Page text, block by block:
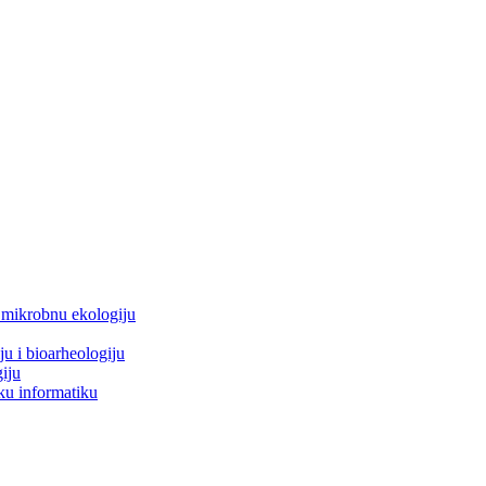
ekologiju
i bioarheologiju
informatiku